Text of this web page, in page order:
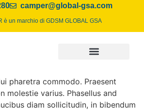
camper@global-gsa.com
è un marchio di GDSM GLOBAL GSA
pharetra commodo. Praesent
molestie varius. Phasellus and
diam sollicitudin, in bibendum